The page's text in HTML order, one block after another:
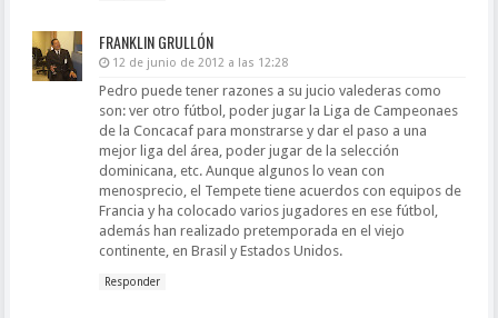
FRANKLIN GRULLÓN
12 de junio de 2012 a las 12:28
Pedro puede tener razones a su jucio valederas como
son: ver otro fútbol, poder jugar la Liga de Campeonaes
de la Concacaf para monstrarse y dar el paso a una
mejor liga del área, poder jugar de la selección
dominicana, etc. Aunque algunos lo vean con
menosprecio, el Tempete tiene acuerdos con equipos de
Francia y ha colocado varios jugadores en ese fútbol,
además han realizado pretemporada en el viejo
continente, en Brasil y Estados Unidos.
Responder